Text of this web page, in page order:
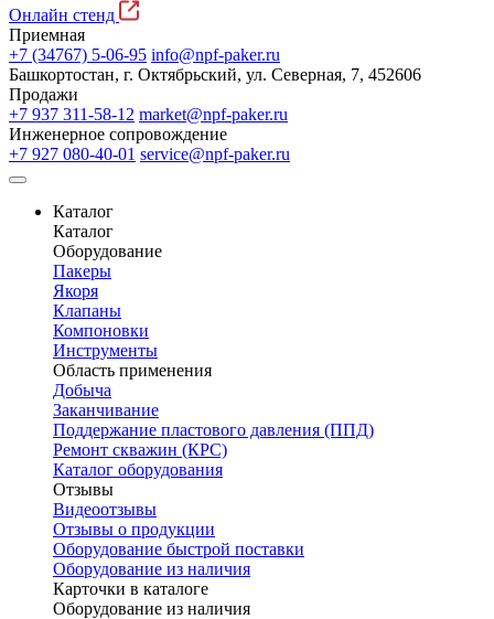
Онлайн стенд
Приемная
+7 (34767) 5-06-95 info@npf-paker.ru
Башкортостан, г. Октябрьский, ул. Северная, 7, 452606
Продажи
+7 937 311-58-12 market@npf-paker.ru
Инженерное сопровождение
+7 927 080-40-01 service@npf-paker.ru
Каталог
Каталог
Оборудование
Пакеры
Якоря
Клапаны
Компоновки
Инструменты
Область применения
Добыча
Заканчивание
Поддержание пластового давления (ППД)
Ремонт скважин (КРС)
Каталог оборудования
Отзывы
Видеоотзывы
Отзывы о продукции
Оборудование быстрой поставки
Оборудование из наличия
Карточки в каталоге
Оборудование из наличия